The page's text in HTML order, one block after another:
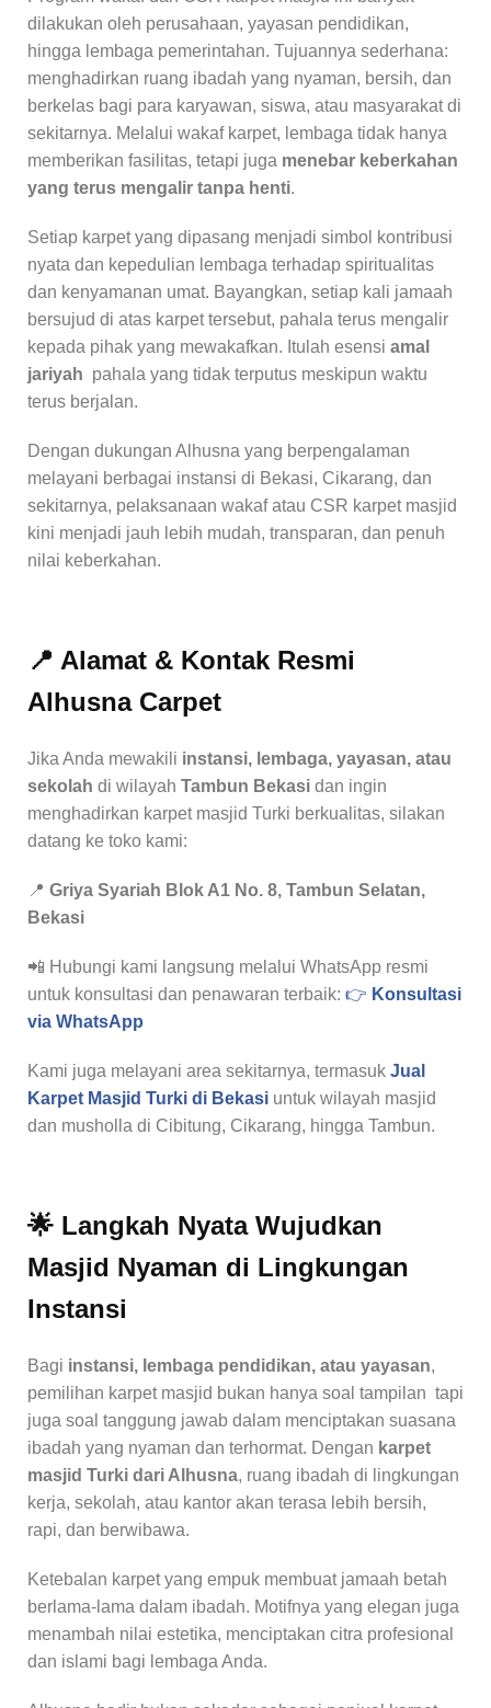
dilakukan oleh perusahaan, yayasan pendidikan,
hingga lembaga pemerintahan. Tujuannya sederhana:
menghadirkan ruang ibadah yang nyaman, bersih, dan
berkelas bagi para karyawan, siswa, atau masyarakat di
sekitarnya. Melalui wakaf karpet, lembaga tidak hanya
memberikan fasilitas, tetapi juga menebar keberkahan
yang terus mengalir tanpa henti.
Setiap karpet yang dipasang menjadi simbol kontribusi
nyata dan kepedulian lembaga terhadap spiritualitas
dan kenyamanan umat. Bayangkan, setiap kali jamaah
bersujud di atas karpet tersebut, pahala terus mengalir
kepada pihak yang mewakafkan. Itulah esensi amal
jariyah pahala yang tidak terputus meskipun waktu
terus berjalan.
Dengan dukungan Alhusna yang berpengalaman
melayani berbagai instansi di Bekasi, Cikarang, dan
sekitarnya, pelaksanaan wakaf atau CSR karpet masjid
kini menjadi jauh lebih mudah, transparan, dan penuh
nilai keberkahan.
📍 Alamat & Kontak Resmi
Alhusna Carpet
Jika Anda mewakili instansi, lembaga, yayasan, atau
sekolah di wilayah Tambun Bekasi dan ingin
menghadirkan karpet masjid Turki berkualitas, silakan
datang ke toko kami:
📍 Griya Syariah Blok A1 No. 8, Tambun Selatan,
Bekasi
📲 Hubungi kami langsung melalui WhatsApp resmi
untuk konsultasi dan penawaran terbaik: 👉 Konsultasi
via WhatsApp
Kami juga melayani area sekitarnya, termasuk Jual
Karpet Masjid Turki di Bekasi untuk wilayah masjid
dan musholla di Cibitung, Cikarang, hingga Tambun.
🌟 Langkah Nyata Wujudkan
Masjid Nyaman di Lingkungan
Instansi
Bagi instansi, lembaga pendidikan, atau yayasan,
pemilihan karpet masjid bukan hanya soal tampilan tapi
juga soal tanggung jawab dalam menciptakan suasana
ibadah yang nyaman dan terhormat. Dengan karpet
masjid Turki dari Alhusna, ruang ibadah di lingkungan
kerja, sekolah, atau kantor akan terasa lebih bersih,
rapi, dan berwibawa.
Ketebalan karpet yang empuk membuat jamaah betah
berlama-lama dalam ibadah. Motifnya yang elegan juga
menambah nilai estetika, menciptakan citra profesional
dan islami bagi lembaga Anda.